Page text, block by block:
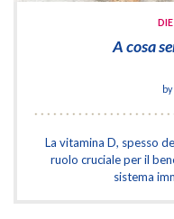
A cosa
by
La vitamina D, spesso
ruolo cruciale per il
sistema